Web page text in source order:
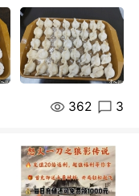
362 3